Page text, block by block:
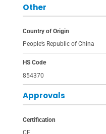
Other
Country of Origin
People’s Republic of China
HS Code
854370
Approvals
Certification
CE